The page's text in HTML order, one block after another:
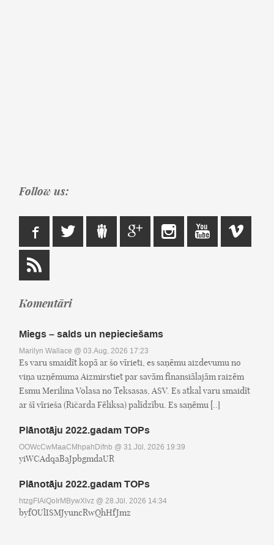
Follow us:
Komentāri
Miegs – salds un nepieciešams
Marilyn Wallace @ 03.Aug, 2026 17:23
Es varu smaidīt kopā ar šo vīrieti, es saņēmu aizdevumu no
viņa uzņēmuma Aizmirstiet par savām finansiālajām raizēm
Esmu Merilina Volasa no Teksasas, ASV. Es atkal varu smaidīt
ar šī vīrieša (Ričarda Fēliksa) palīdzību. Es saņēmu [..]
Plānotāju 2022.gadam TOPs
OOWcCwMaaCMhpahDifnb @ 31.Jūl, 2026 19:39
yiWCAdqaBaJpbgmdaUR
Plānotāju 2022.gadam TOPs
htzgFIAiQoIrMBywXlvz @ 28.Jūl, 2026 14:34
byfOUlISMJyuncRwQhHfJmz